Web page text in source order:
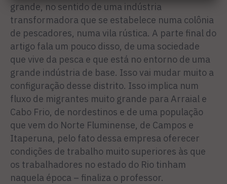
grande, no sentido de uma indústria
transformadora que se estabelece numa colônia
de pescadores, numa vila rústica. A parte final do
artigo fala um pouco disso, de uma sociedade
que vive da pesca e que está no entorno de uma
grande indústria de base. Isso vai mudar muito a
configuração desse distrito. Isso implica num
fluxo de migrantes muito grande para Arraial e
Cabo Frio, de nordestinos e de uma população
que vem do Norte Fluminense, de Campos e
Itaperuna, pelo fato dessa empresa oferecer
condições de trabalho muito superiores às que
os trabalhadores no estado do Rio tinham
naquela época – finaliza o professor.